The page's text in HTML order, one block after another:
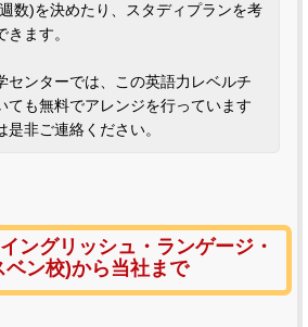
数)を決めたり、スタディプランを考
ます。
センターでは、この英語力レベルチ
ても無料でアレンジを行っています
非ご連絡ください。
ングリッシュ・ランゲージ・
ベン校)から当社まで